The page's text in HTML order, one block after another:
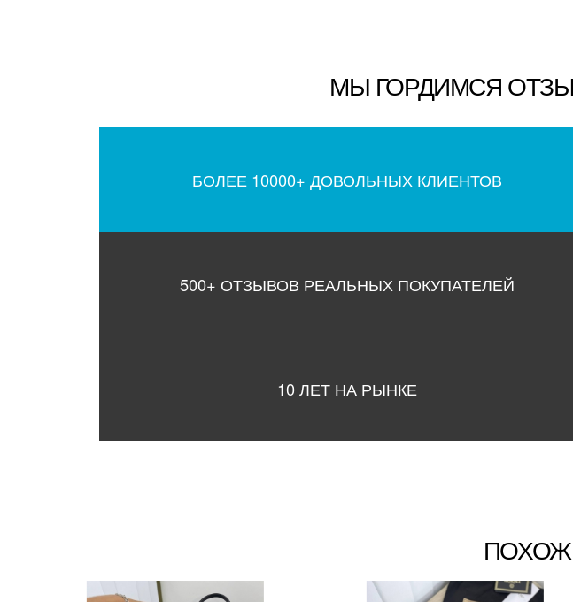
МЫ ГОРДИМСЯ
БОЛЕЕ 10000+ ДОВОЛЬНЫХ КЛИЕНТОВ
500+ ОТЗЫВОВ РЕАЛЬНЫХ ПОКУПАТЕЛЕЙ
10 ЛЕТ НА РЫНКЕ